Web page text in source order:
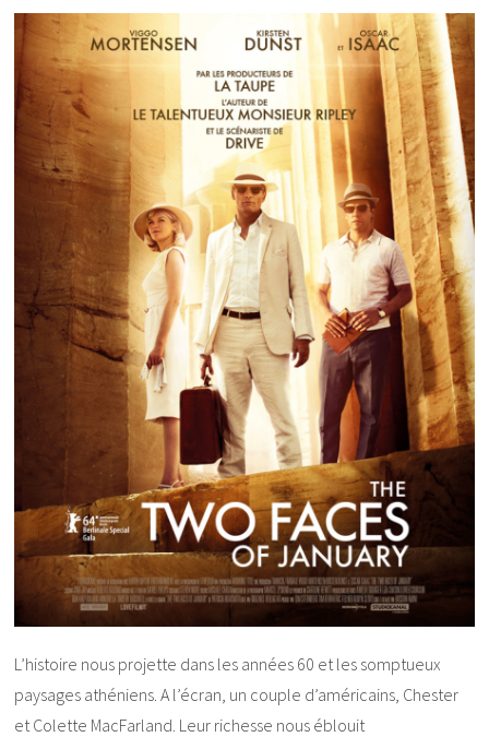
L’histoire nous projette dans les années 60 et les somptueux
paysages athéniens. A l’écran, un couple d’américains, Chester
et Colette MacFarland. Leur richesse nous éblouit